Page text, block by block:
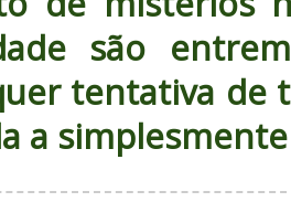
são
tentativa de
a